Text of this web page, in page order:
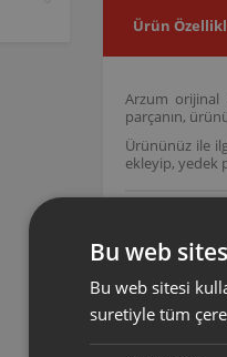
Ürün
Arzum orijinal
parçanın,
Ürününüz ile
ekleyip, yedek
AR1093
Arzum orijinal
ürününüz için
Bu web
Bu web sitesi
suretiyle tüm